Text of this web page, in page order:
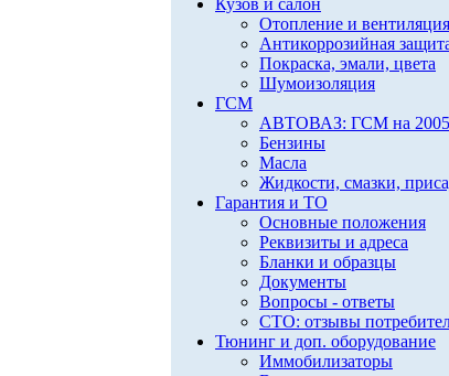
Кузов и салон
Отопление и вентиляция
Антикоррозийная
Покраска, эмали, цвета
Шумоизоляция
ГСМ
АВТОВАЗ: ГСМ на
Бензины
Масла
Жидкости, смазки,
Гарантия и ТО
Основные положения
Реквизиты и адреса
Бланки и образцы
Документы
Вопросы - ответы
СТО: отзывы
Тюнинг и доп. оборудование
Иммобилизаторы